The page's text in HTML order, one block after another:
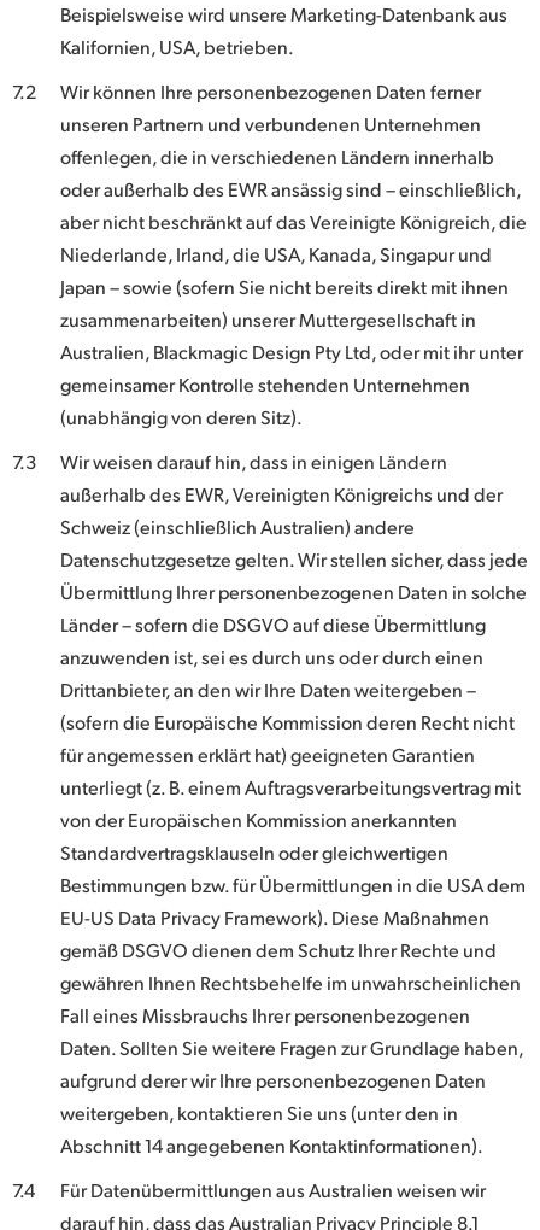
Beispielsweise wird unsere Marketing-Datenbank aus
Kalifornien, USA, betrieben.
7.2
Wir können Ihre personenbezogenen Daten ferner
unseren Partnern und verbundenen Unternehmen
offenlegen, die in verschiedenen Ländern innerhalb
oder außerhalb des EWR ansässig sind – einschließlich,
aber nicht beschränkt auf das Vereinigte Königreich, die
Niederlande, Irland, die USA, Kanada, Singapur und
Japan – sowie (sofern Sie nicht bereits direkt mit ihnen
zusammenarbeiten) unserer Muttergesellschaft in
Australien, Blackmagic Design Pty Ltd, oder mit ihr unter
gemeinsamer Kontrolle stehenden Unternehmen
(unabhängig von deren Sitz).
7.3
Wir weisen darauf hin, dass in einigen Ländern
außerhalb des EWR, Vereinigten Königreichs und der
Schweiz (einschließlich Australien) andere
Datenschutzgesetze gelten. Wir stellen sicher, dass jede
Übermittlung Ihrer personenbezogenen Daten in solche
Länder – sofern die DSGVO auf diese Übermittlung
anzuwenden ist, sei es durch uns oder durch einen
Drittanbieter, an den wir Ihre Daten weitergeben –
(sofern die Europäische Kommission deren Recht nicht
für angemessen erklärt hat) geeigneten Garantien
unterliegt (z. B. einem Auftragsverarbeitungsvertrag mit
von der Europäischen Kommission anerkannten
Standardvertragsklauseln oder gleichwertigen
Bestimmungen bzw. für Übermittlungen in die USA dem
EU-US Data Privacy Framework). Diese Maßnahmen
gemäß DSGVO dienen dem Schutz Ihrer Rechte und
gewähren Ihnen Rechtsbehelfe im unwahrscheinlichen
Fall eines Missbrauchs Ihrer personenbezogenen
Daten. Sollten Sie weitere Fragen zur Grundlage haben,
aufgrund derer wir Ihre personenbezogenen Daten
weitergeben, kontaktieren Sie uns (unter den in
Abschnitt 14 angegebenen Kontaktinformationen).
7.4
Für Datenübermittlungen aus Australien weisen wir
darauf hin, dass das Australian Privacy Principle 8.1